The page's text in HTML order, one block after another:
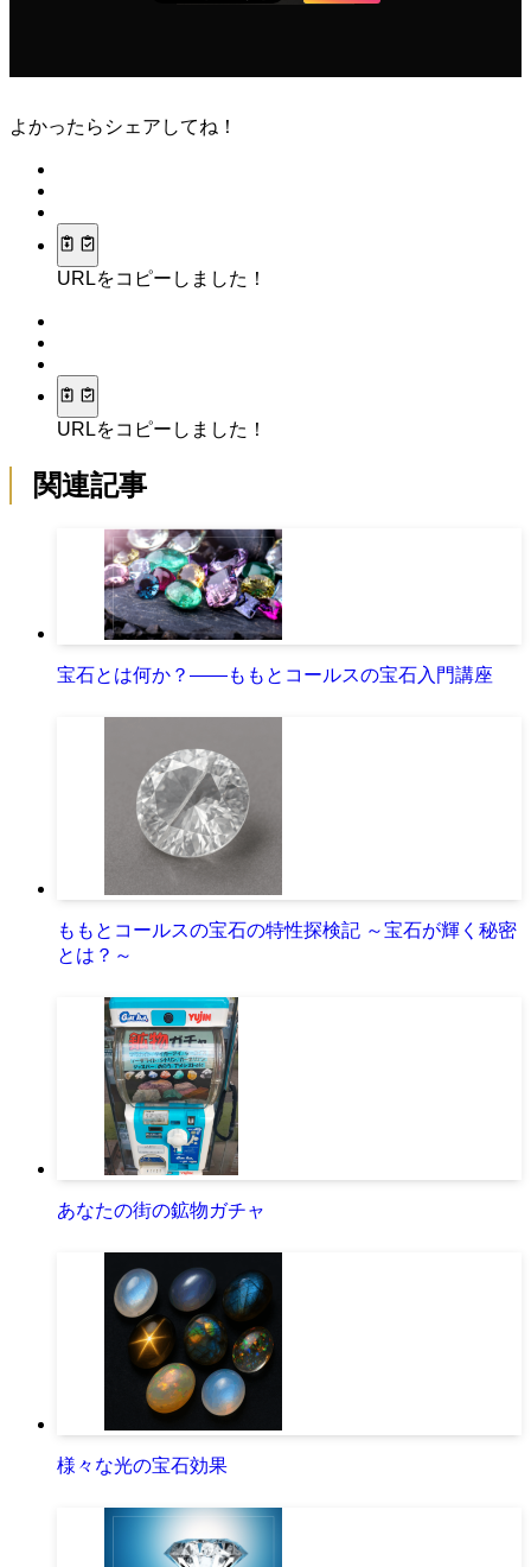
よかったらシェアしてね！
URLをコピーしました！
URLをコピーしました！
関連記事
宝石とは何か？――ももとコールスの宝石入門講座
ももとコールスの宝石の特性探検記 ～宝石が輝く秘密
とは？～
あなたの街の鉱物ガチャ
様々な光の宝石効果